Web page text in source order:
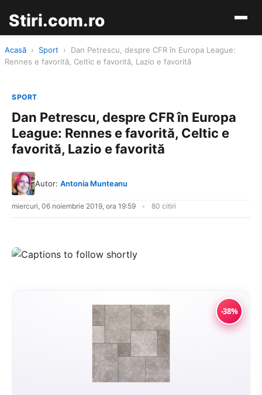
Stiri.com.ro
Acasă › Sport ›
Dan Petrescu, despre CFR în Europa League:
Rennes e favorită, Celtic e favorită, Lazio e favorită
SPORT
Dan Petrescu, despre CFR în Europa
League: Rennes e favorită, Celtic e
favorită, Lazio e favorită
Autor: Antonia Munteanu
miercuri, 06 noiembrie 2019, ora 19:59 80 citiri
-38%